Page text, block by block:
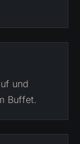
und
Buffet.